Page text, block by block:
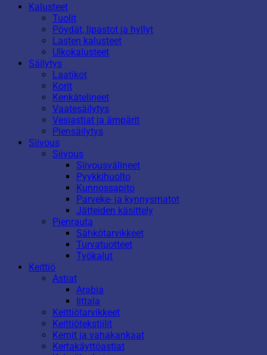
Kalusteet
Tuolit
Pöydät, lipastot ja hyllyt
Lasten kalusteet
Ulkokalusteet
Säilytys
Laatikot
Korit
Kenkätelineet
Vaatesäilytys
Vesiastiat ja ämpärit
Piensäilytys
Siivous
Siivous
Siivousvälineet
Pyykkihuolto
Kunnossapito
Parveke- ja kynnysmatot
Jätteiden käsittely
Pienrauta
Sähkötarvikkeet
Turvatuotteet
Työkalut
Keittiö
Astiat
Arabia
Iittala
Keittiötarvikkeet
Keittiötekstiilit
Kernit ja vahakankaat
Kertakäyttöastiat